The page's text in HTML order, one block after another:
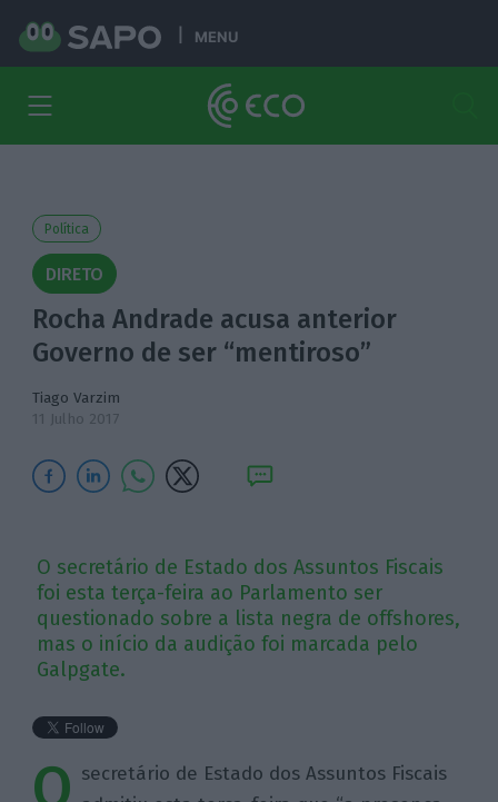
MENU
Política
DIRETO
Rocha Andrade acusa anterior
Governo de ser “mentiroso”
Tiago Varzim
11 Julho 2017
O secretário de Estado dos Assuntos Fiscais
foi esta terça-feira ao Parlamento ser
questionado sobre a lista negra de offshores,
mas o início da audição foi marcada pelo
Galpgate.
O secretário de Estado dos Assuntos Fiscais